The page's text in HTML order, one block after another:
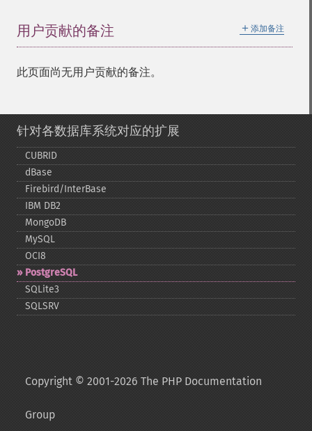
＋ 添加备注
用户贡献的备注
此页面尚无用户贡献的备注。
针对各数据库系统对应的扩展
CUBRID
dBase
Firebird/InterBase
IBM DB2
MongoDB
MySQL
OCI8
PostgreSQL
SQLite3
SQLSRV
Copyright © 2001-2026 The PHP Documentation
Group